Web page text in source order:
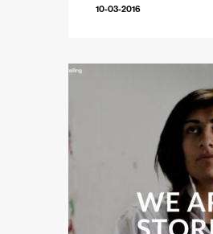
10-03-2016